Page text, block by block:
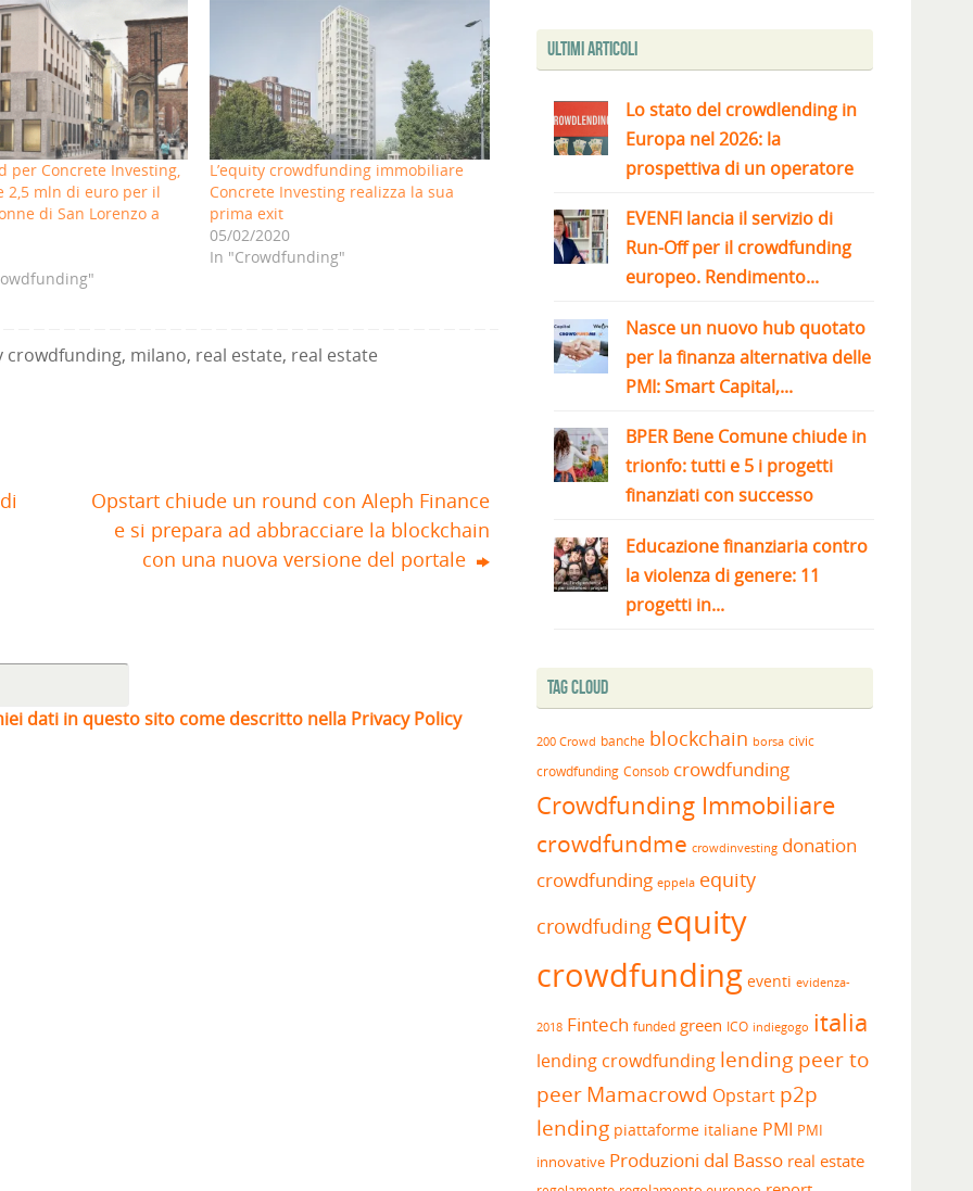
per Concrete Investing,
2,5 mln di euro per il
di San Lorenzo a
L’equity crowdfunding immobiliare
Concrete Investing realizza la sua
prima exit
05/02/2020
In "Crowdfunding"
crowdfunding, milano, real estate, real estate
Opstart chiude un round con Aleph Finance
e si prepara ad abbracciare la blockchain
con una nuova versione del portale
dati in questo sito come descritto nella Privacy Policy
Ultimi articoli
Lo stato del crowdlending in
Europa nel 2026: la
prospettiva di un operatore
EVENFI lancia il servizio di
Run-Off per il crowdfunding
europeo. Rendimento...
Nasce un nuovo hub quotato
per la finanza alternativa delle
PMI: Smart Capital,...
BPER Bene Comune chiude in
trionfo: tutti e 5 i progetti
finanziati con successo
Educazione finanziaria contro
la violenza di genere: 11
progetti in...
Tag Cloud
200 Crowd banche blockchain borsa civic
crowdfunding Consob crowdfunding
Crowdfunding Immobiliare
crowdfundme crowdinvesting donation
crowdfunding eppela equity
crowdfuding equity
crowdfunding eventi evidenza-
2018 Fintech funded green ICO indiegogo italia
lending crowdfunding lending peer to
peerMamacrowd Opstart p2p
lending piattaforme italiane PMI PMI
innovative Produzioni dal Basso real estate